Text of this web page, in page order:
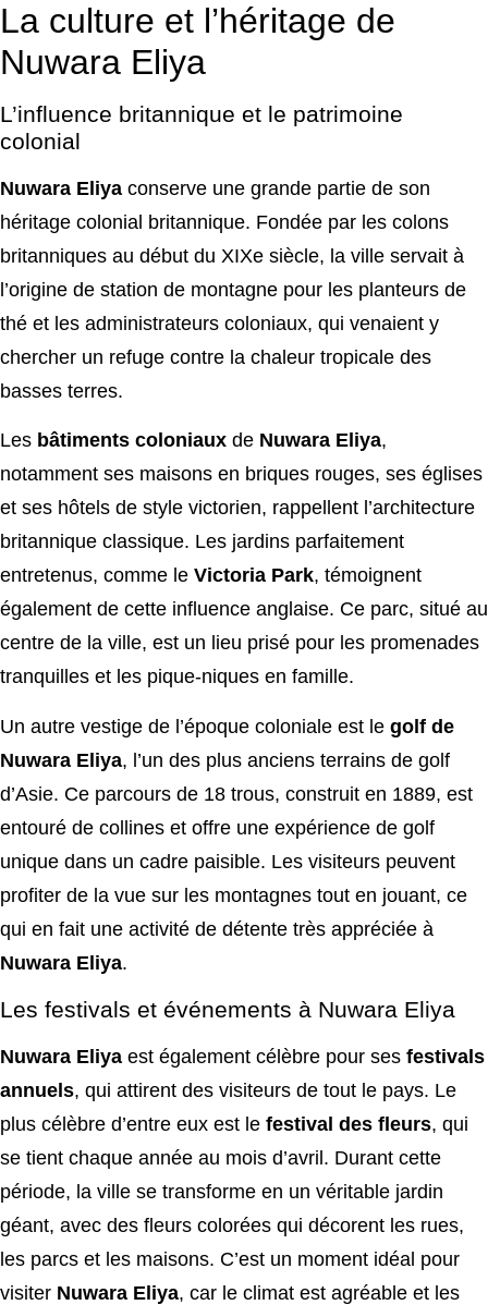
La culture et l’héritage de
Nuwara Eliya
L’influence britannique et le patrimoine
colonial
Nuwara Eliya conserve une grande partie de son
héritage colonial britannique. Fondée par les colons
britanniques au début du XIXe siècle, la ville servait à
l’origine de station de montagne pour les planteurs de
thé et les administrateurs coloniaux, qui venaient y
chercher un refuge contre la chaleur tropicale des
basses terres.
Les bâtiments coloniaux de Nuwara Eliya,
notamment ses maisons en briques rouges, ses églises
et ses hôtels de style victorien, rappellent l’architecture
britannique classique. Les jardins parfaitement
entretenus, comme le Victoria Park, témoignent
également de cette influence anglaise. Ce parc, situé au
centre de la ville, est un lieu prisé pour les promenades
tranquilles et les pique-niques en famille.
Un autre vestige de l’époque coloniale est le golf de
Nuwara Eliya, l’un des plus anciens terrains de golf
d’Asie. Ce parcours de 18 trous, construit en 1889, est
entouré de collines et offre une expérience de golf
unique dans un cadre paisible. Les visiteurs peuvent
profiter de la vue sur les montagnes tout en jouant, ce
qui en fait une activité de détente très appréciée à
Nuwara Eliya.
Les festivals et événements à Nuwara Eliya
Nuwara Eliya est également célèbre pour ses festivals
annuels, qui attirent des visiteurs de tout le pays. Le
plus célèbre d’entre eux est le festival des fleurs, qui
se tient chaque année au mois d’avril. Durant cette
période, la ville se transforme en un véritable jardin
géant, avec des fleurs colorées qui décorent les rues,
les parcs et les maisons. C’est un moment idéal pour
visiter Nuwara Eliya, car le climat est agréable et les